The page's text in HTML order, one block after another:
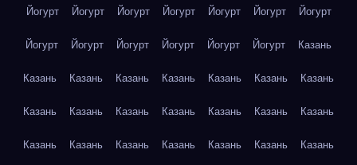
Йогурт Йогурт Йогурт Йогурт Йогурт Йогурт Йогурт
Йогурт Йогурт Йогурт Йогурт Йогурт Йогурт Казань
Казань Казань Казань Казань Казань Казань Казань
Казань Казань Казань Казань Казань Казань Казань
Казань Казань Казань Казань Казань Казань Казань